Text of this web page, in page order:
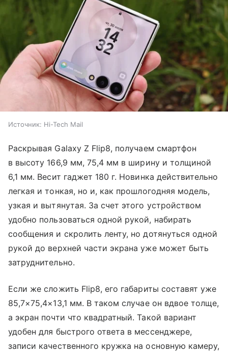
Источник: Hi-Tech Mail
Раскрывая Galaxy Z Flip8, получаем смартфон
в высоту 166,9 мм, 75,4 мм в ширину и толщиной
6,1 мм. Весит гаджет 180 г. Новинка действительно
легкая и тонкая, но и, как прошлогодняя модель,
узкая и вытянутая. За счет этого устройством
удобно пользоваться одной рукой, набирать
сообщения и скролить ленту, но дотянуться одной
рукой до верхней части экрана уже может быть
затруднительно.
Если же сложить Flip8, его габариты составят уже
85,7×75,4×13,1 мм. В таком случае он вдвое толще,
а экран почти что квадратный. Такой вариант
удобен для быстрого ответа в мессенджере,
записи качественного кружка на основную камеру,